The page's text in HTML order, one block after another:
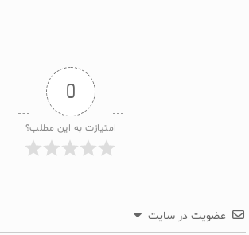
0
امتیازت به این مطلب؟
عضویت در سایت